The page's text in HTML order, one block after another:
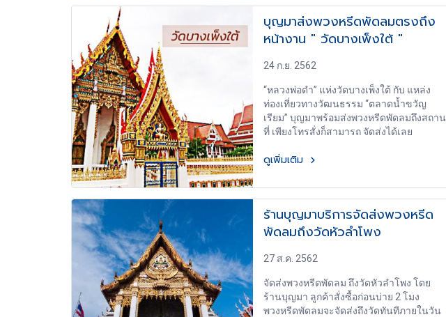
บุญมาส่งพวงหรีดพัดลมตรงถึง
หน้างาน " วัดบางเพ็งใต้ "
24 ก.ย. 2562
“หลวงพ่อดำ” แห่งวัดบางเพ็งใต้ กับ แหล่ง
ท่องเที่ยวทางวัฒนธรรม “ตลาดน้ำขวัญ
เรียม” บุญมาพร้อมส่งพวงหรีดพัดลมถึงสถาน
ที่ เพียงโทรสั่งก็สามารถ จัดส่งได้เลย
ดูเพิ่มเติม
ร้านบุญมาบริการจัดส่งพวงหรีด
พัดลมถึงวัดหัวลำโพง
27 ส.ค. 2562
จัดส่งพวงหรีดพัดลม ถึงวัดหัวลำโพง โดย
ร้านบุญมา ลูกค้าสั่งซื้อก่อนบ่าย 2 โมง
พวงหรีดพัดลมจะจัดส่งถึงวัดทันทีภายในวัน